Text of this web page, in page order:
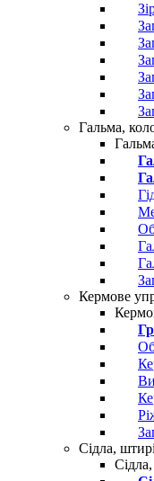
Гальма,
Кермове
Сідла, штирі